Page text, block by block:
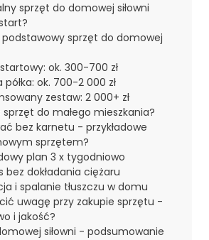
sprzęt do domowej siłowni
podstawowy sprzęt do domowej
ok. 300-700 zł
półka: ok. 700-2 000 zł
zestaw: 2 000+ zł
do małego mieszkania?
bez karnetu - przykładowe
sprzętem?
plan 3 x tygodniowo
bez dokładania ciężaru
i spalanie tłuszczu w domu
uwagę przy zakupie sprzętu -
i jakość?
siłowni - podsumowanie